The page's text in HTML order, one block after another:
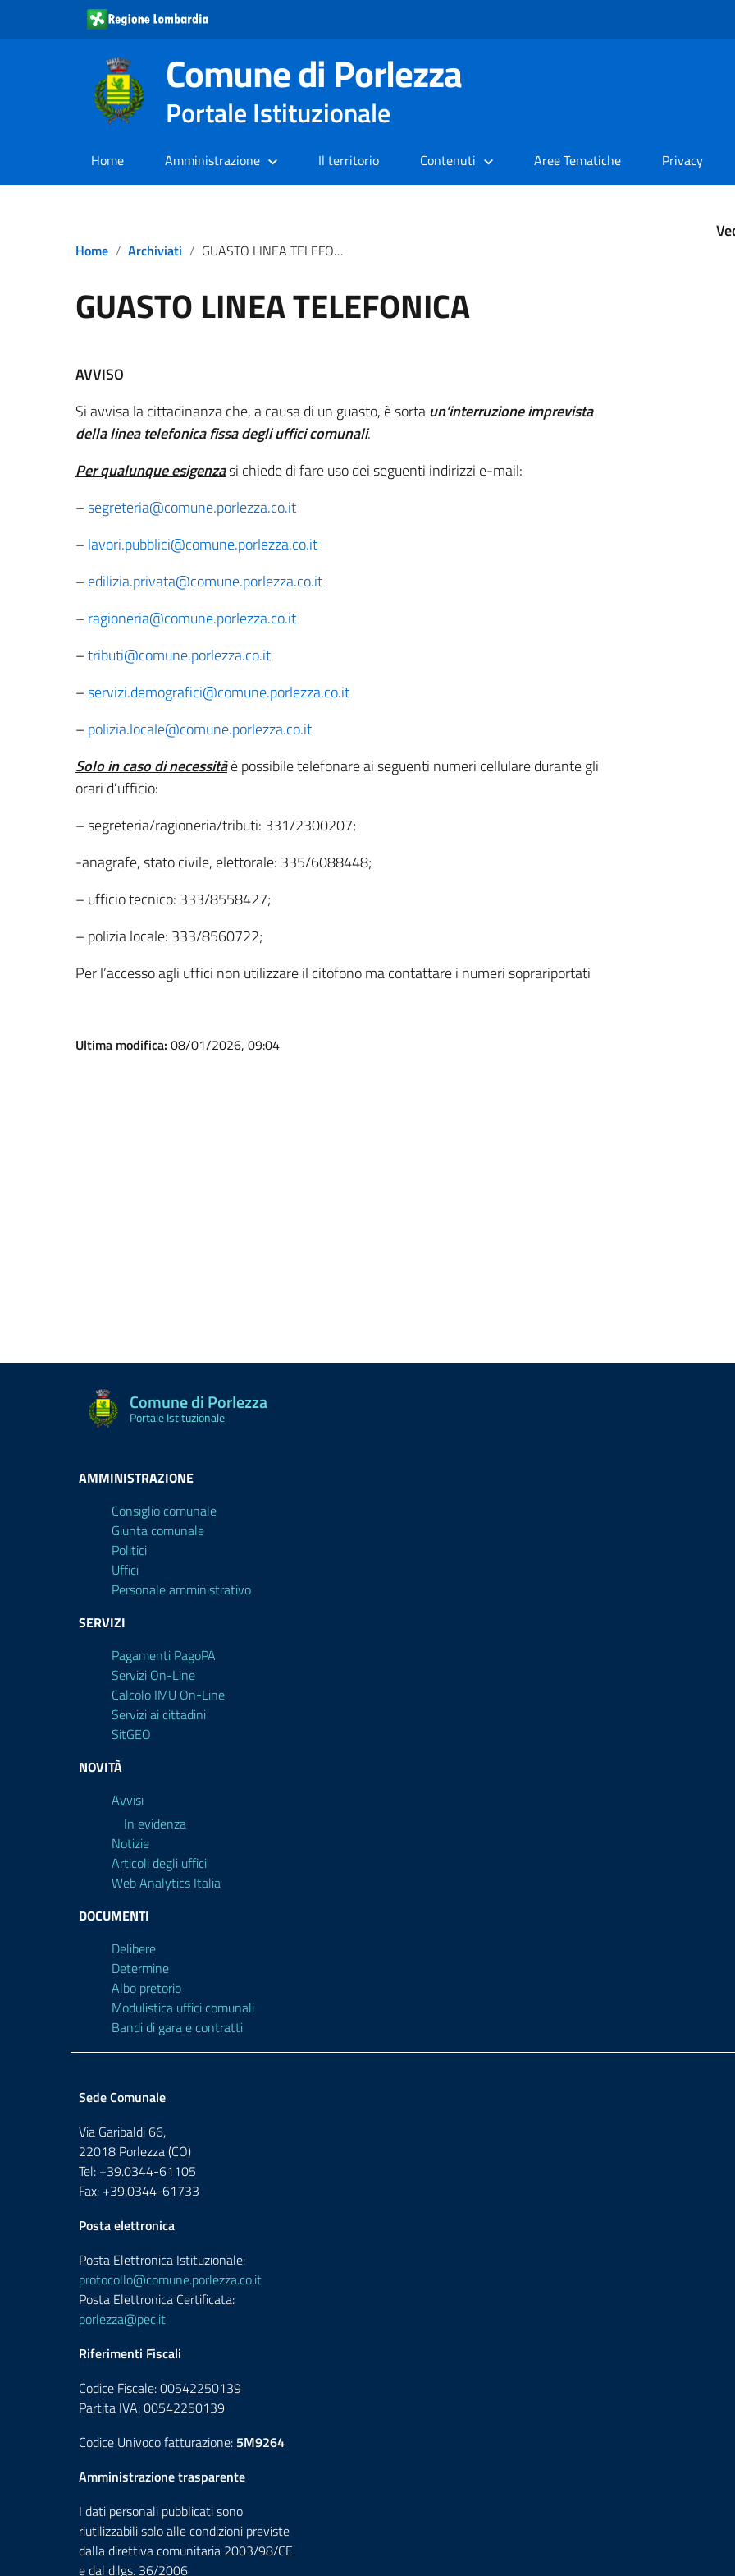
Comune di Porlezza
Portale Istituzionale
Home Amministrazione Il territorio Contenuti Aree Tematiche Privacy
Home Archiviati GUASTO LINEA TELEFONICA
GUASTO LINEA TELEFONICA
AVVISO
Si avvisa la cittadinanza che, a causa di un guasto, è sortaun’interruzione imprevista
della linea telefonica fissa degli uffici comunali.
Per qualunque esigenzasi chiede di fare uso dei seguenti indirizzi e-mail:
–segreteria@comune.porlezza.co.it
–lavori.pubblici@comune.porlezza.co.it
–edilizia.privata@comune.porlezza.co.it
–ragioneria@comune.porlezza.co.it
–tributi@comune.porlezza.co.it
–servizi.demografici@comune.porlezza.co.it
–polizia.locale@comune.porlezza.co.it
Solo in caso di necessitàè possibile telefonare ai seguenti numeri cellulare durante gli
orari d’ufficio:
– segreteria/ragioneria/tributi: 331/2300207;
-anagrafe, stato civile, elettorale: 335/6088448;
– ufficio tecnico: 333/8558427;
– polizia locale: 333/8560722;
Per l’accesso agli uffici non utilizzare il citofono ma contattare i numeri soprariportati
Ultima modifica: 08/01/2026, 09:04
Comune di Porlezza
Portale Istituzionale
AMMINISTRAZIONE
Consiglio comunale
Giunta comunale
Politici
Uffici
Personale amministrativo
SERVIZI
Pagamenti PagoPA
Servizi On-Line
Calcolo IMU On-Line
Servizi ai cittadini
SitGEO
NOVITÀ
Avvisi
In evidenza
Notizie
Articoli degli uffici
Web Analytics Italia
DOCUMENTI
Delibere
Determine
Albo pretorio
Modulistica uffici comunali
Bandi di gara e contratti
Sede Comunale
Via Garibaldi 66,
22018 Porlezza (CO)
Tel: +39.0344-61105
Fax: +39.0344-61733
Posta elettronica
Posta Elettronica Istituzionale:
protocollo@comune.porlezza.co.it
Posta Elettronica Certificata:
porlezza@pec.it
Riferimenti Fiscali
Codice Fiscale: 00542250139
Partita IVA: 00542250139
Codice Univoco fatturazione: 5M9264
Amministrazione trasparente
I dati personali pubblicati sono
riutilizzabili solo alle condizioni previste
dalla direttiva comunitaria 2003/98/CE
e dal d.lgs. 36/2006